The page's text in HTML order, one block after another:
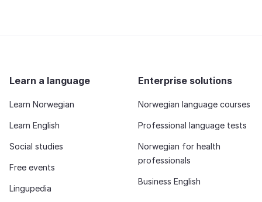
Learn a language
Learn Norwegian
Learn English
Social studies
Free events
Lingupedia
Enterprise solutions
Norwegian language courses
Professional language tests
Norwegian for health
professionals
Business English